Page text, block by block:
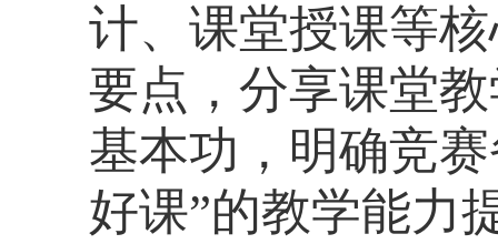
计、课堂授课等
要点，分享课堂
基本功，明确竞
好课”的教学能力